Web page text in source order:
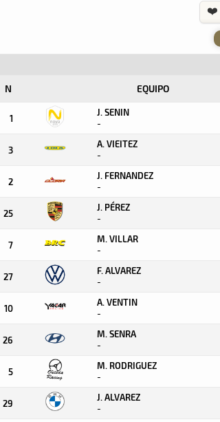
❤️
N EQUIPO
1
J. SENIN
-
3
A. VIEITEZ
-
2
J. FERNANDEZ
-
25
J. PÉREZ
-
7
M. VILLAR
-
27
F. ALVAREZ
-
10
A. VENTIN
-
26
M. SENRA
-
5
M. RODRIGUEZ
-
29
J. ALVAREZ
-